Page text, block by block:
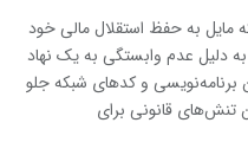
مایل به حفظ استقلال مالی خود
دلیل عدم وابستگی به یک نهاد
برنامه‌نویسی و کدهای شبکه جلو
تنش‌های قانونی برای